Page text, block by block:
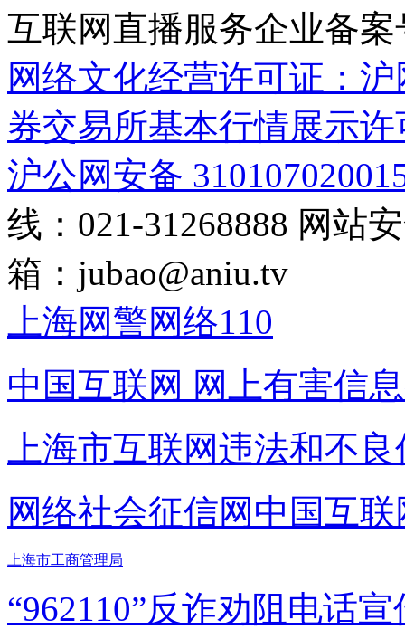
互联网直播服务企业备案
网络文化经营许可证：
券交易所基本行情展示许
沪公网安备
线：021-31268888 网站
箱： jubao@aniu.tv
上海网警网络110
中国互联网 网上有害信
上海市互联网违法和不
网络社会征信网 中国互
上海市工商管理局
“962110”反诈劝阻电话宣